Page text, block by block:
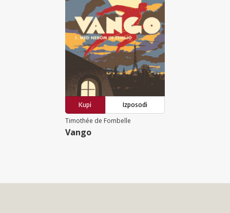
Kupi
Izposodi
Timothée de Fombelle
Vango